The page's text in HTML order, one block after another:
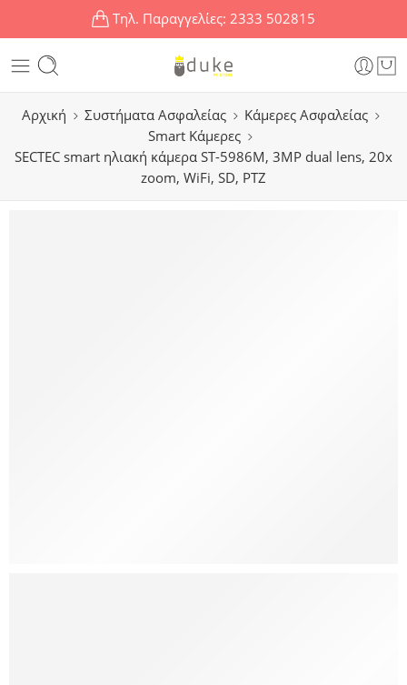
Τηλ. Παραγγελίες: 2333 502815
Αρχική Συστήματα Ασφαλείας
Κάμερες Ασφαλείας
Smart Κάμερες
SECTEC smart ηλιακή κάμερα ST-5986M, 3MP dual lens, 20x
zoom, WiFi, SD, PTZ